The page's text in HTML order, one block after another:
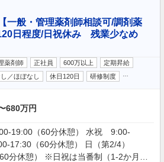
般・管理薬剤師相談可/調剤薬
日程度/日祝休み 残業少なめ
薬剤師 正社員 600万以上
定期昇給
／ほぼなし 休日120日 研修制度
680万円
19:00（60分休憩） 水祝 9:00-
17:30（60分休憩） 日（第2/4）
分休憩） ※日祝は当番制（1-2か月に